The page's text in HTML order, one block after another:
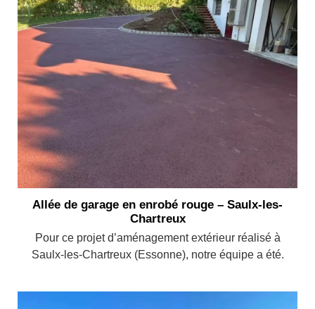
Allée de garage en enrobé rouge – Saulx-les-
Chartreux
Pour ce projet d’aménagement extérieur réalisé à
Saulx-les-Chartreux (Essonne), notre équipe a été.